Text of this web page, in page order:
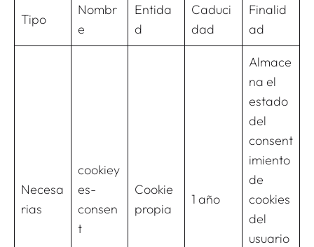
Tipo
Nombr
e
Entida
d
Caduci
dad
Finalid
ad
Necesa
rias
cookiey
es-
consen
t
Cookie
propia
1 año
Almace
na el
estado
del
consent
imiento
de
cookies
del
usuario